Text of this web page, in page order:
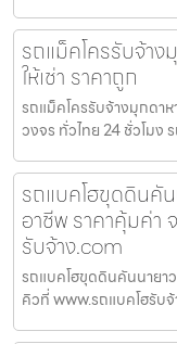
รถแม็คโครรับจ้าง
ให้เช่า ราคาถูก
รถแม็คโครรับจ้างมุกดาห
วงจร ทั่วไทย 24 ชั่วโมง
รถแบคโฮขุดดินคั
อาชีพ ราคาคุ้มค่า
รับจ้าง.com
รถแบคโฮขุดดินคันนายา
คิวที่ www.รถแบคโฮรับ